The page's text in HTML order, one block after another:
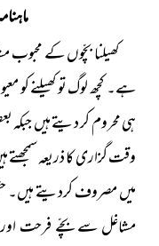
کھیلنا بچّوں کے محبوب
ہے۔ کچھ لوگ تو کھیلنے کو
ہی محروم کر دیتے ہیں جبکہ
وقت گزاری کا ذریعہ
میں مصروف کردیتے ہیں۔
مشاغل سے بچّے فرحت